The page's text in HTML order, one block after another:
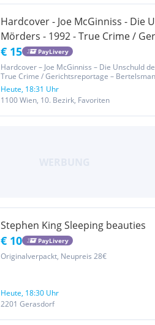
Hardcover - Joe McGinniss - Die
Mörders - 1992 - True Crime /
Bertelsmann-Club
€ 15 PayLivery
Hardcover – Joe McGinniss – Die Unschuld
True Crime / Gerichtsreportage –
Fall, der die Grenzen zwischen Schuld und
Manipulation verschwimmen lässt: Die
Heute, 18:31 Uhr
1100 Wien, 10. Bezirk, Favoriten
Stephen King Sleeping beauties
€ 10 PayLivery
Originalverpackt, Neupreis 28€
Heute, 18:30 Uhr
2201 Gerasdorf